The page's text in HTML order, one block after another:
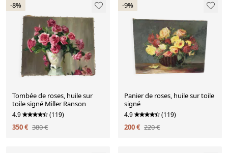
-8%
Tombée de roses, huile sur
toile signé Miller Ranson
4.9 (119)
350 € 380 €
-9%
Panier de roses, huile sur toile
signé
4.9 (119)
200 € 220 €